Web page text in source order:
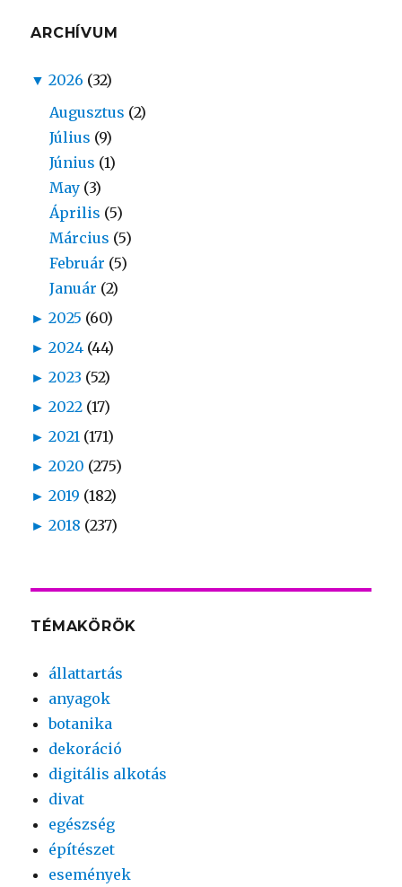
ARCHÍVUM
▼ 2026 (32)
Augusztus (2)
Július (9)
Június (1)
May (3)
Április (5)
Március (5)
Február (5)
Január (2)
► 2025 (60)
► 2024 (44)
► 2023 (52)
► 2022 (17)
► 2021 (171)
► 2020 (275)
► 2019 (182)
► 2018 (237)
TÉMAKÖRÖK
állattartás
anyagok
botanika
dekoráció
digitális alkotás
divat
egészség
építészet
események